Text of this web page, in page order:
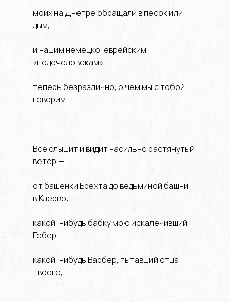
моих на Днепре обращали в песок или
дым,
и нашим немецко-еврейским
«недочеловекам»
теперь безразлично, о чём мы с тобой
говорим.
Всё слышит и видит насильно растянутый
ветер —
от башенки Брехта до ведьминой башни
в Клерво:
какой-нибудь бабку мою искалечивший
Гебер,
какой-нибудь Варбер, пытавший отца
твоего,